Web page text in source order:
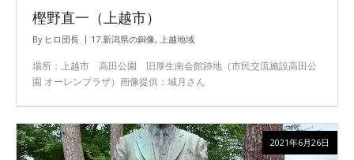
樫野直一（上越市）
By ヒロ団長 17.新潟県の銅像, 上越地域
場所：上越市 高田公園 旧厚生南会館跡地（市民交流施設高田公
園 オーレンプラザ）画像提供：城月さん
2021年6月26日